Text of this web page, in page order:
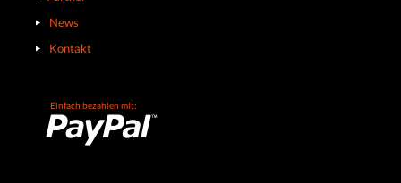
News
Kontakt
Einfach bezahlen mit: